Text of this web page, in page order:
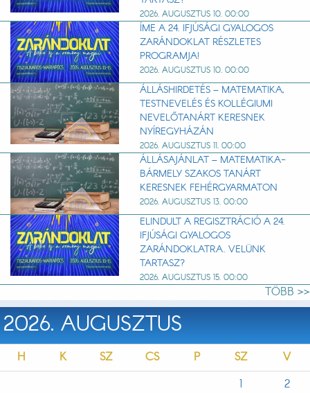
2026. AUGUSZTUS 10. 00:00
ÍME A 24. IFJÚSÁGI GYALOGOS
ZARÁNDOKLAT RÉSZLETES
PROGRAMJA!
2026. AUGUSZTUS 10. 00:00
ÁLLÁSHIRDETÉS – MATEMATIKA,
TESTNEVELÉS ÉS KOLLÉGIUMI
NEVELŐTANÁRT KERESNEK
NYÍREGYHÁZÁN
2026. AUGUSZTUS 11. 00:00
ÁLLÁSAJÁNLAT – MATEMATIKA-
BÁRMELY SZAKOS TANÁRT
KERESNEK FEHÉRGYARMATON
2026. AUGUSZTUS 13. 00:00
ELINDULT A REGISZTRÁCIÓ A 24.
IFJÚSÁGI GYALOGOS
ZARÁNDOKLATRA. VELÜNK
TARTASZ?
2026. AUGUSZTUS 15. 00:00
TÖBB >>
2026. AUGUSZTUS
H K SZ CS P SZ
V
1
2